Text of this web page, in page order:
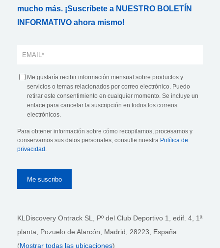
mucho más. ¡Suscríbete a NUESTRO BOLETÍN
INFORMATIVO ahora mismo!
Me gustaría recibir información mensual sobre productos y
servicios o temas relacionados por correo electrónico. Puedo
retirar este consentimiento en cualquier momento. Se incluye un
enlace para cancelar la suscripción en todos los correos
electrónicos.
Para obtener información sobre cómo recopilamos, procesamos y
conservamos sus datos personales, consulte nuestra Política de
privacidad .
KLDiscovery Ontrack SL, Pº del Club Deportivo 1, edif. 4, 1ª
planta, Pozuelo de Alarcón, Madrid, 28223, España
(Mostrar todas las ubicaciones)